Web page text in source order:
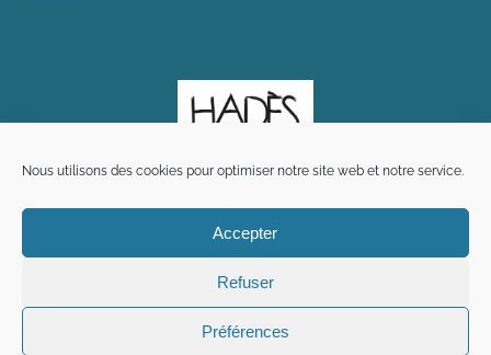
Nous utilisons des cookies pour optimiser notre site web et notre service.
Accepter
Refuser
Préférences
Mentions légales